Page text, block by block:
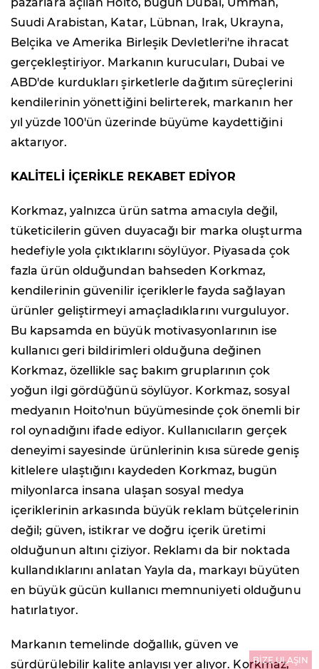
Suudi Arabistan, Katar, Lübnan, Irak, Ukrayna,
Belçika ve Amerika Birleşik Devletleri'ne ihracat
gerçekleştiriyor. Markanın kurucuları, Dubai ve
ABD'de kurdukları şirketlerle dağıtım süreçlerini
kendilerinin yönettiğini belirterek, markanın her
yıl yüzde 100'ün üzerinde büyüme kaydettiğini
aktarıyor.
KALİTELİ İÇERİKLE REKABET EDİYOR
Korkmaz, yalnızca ürün satma amacıyla değil,
tüketicilerin güven duyacağı bir marka oluşturma
hedefiyle yola çıktıklarını söylüyor. Piyasada çok
fazla ürün olduğundan bahseden Korkmaz,
kendilerinin güvenilir içeriklerle fayda sağlayan
ürünler geliştirmeyi amaçladıklarını vurguluyor.
Bu kapsamda en büyük motivasyonlarının ise
kullanıcı geri bildirimleri olduğuna değinen
Korkmaz, özellikle saç bakım gruplarının çok
yoğun ilgi gördüğünü söylüyor. Korkmaz, sosyal
medyanın Hoito'nun büyümesinde çok önemli bir
rol oynadığını ifade ediyor. Kullanıcıların gerçek
deneyimi sayesinde ürünlerinin kısa sürede geniş
kitlelere ulaştığını kaydeden Korkmaz, bugün
milyonlarca insana ulaşan sosyal medya
içeriklerinin arkasında büyük reklam bütçelerinin
değil; güven, istikrar ve doğru içerik üretimi
olduğunun altını çiziyor. Reklamı da bir noktada
kullandıklarını anlatan Yayla da, markayı büyüten
en büyük gücün kullanıcı memnuniyeti olduğunu
hatırlatıyor.
Markanın temelinde doğallık, güven ve
sürdürülebilir kalite anlayışı yer alıyor. Korkmaz,
BİZE ULAŞIN